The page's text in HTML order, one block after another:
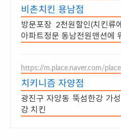
비촌치킨 용남점
방문포장 2천원할인(치킨류
아파트정문 동남전원맨션에
https://m.place.naver.com/
치키니즘 자양점
광진구 자양동 뚝섬한강 가
강 치킨